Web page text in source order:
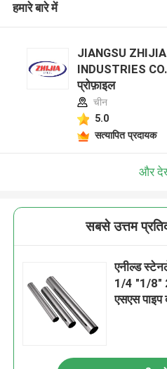
हमारे बारे में
JIANGSU
INDUSTRIES CO.,
प्रोफ़ाइल
चीन
5.0
सत्यापित प्रदायक
और
सबसे उत्तम
एनील्ड
1/4 "1/8"
एसएस पाइप